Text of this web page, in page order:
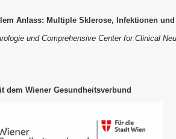
Anlass: Multiple Sklerose, Infektionen
und Comprehensive Center for Clinical
dem Wiener Gesundheitsverbund